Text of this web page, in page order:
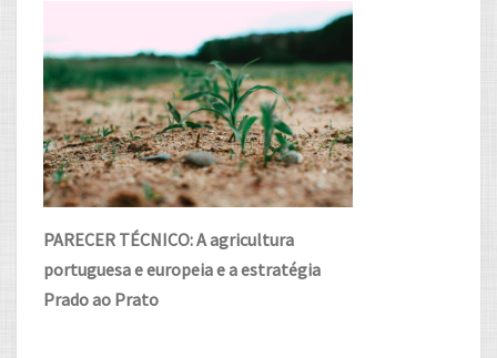
PARECER TÉCNICO: A agricultura
portuguesa e europeia e a estratégia
Prado ao Prato